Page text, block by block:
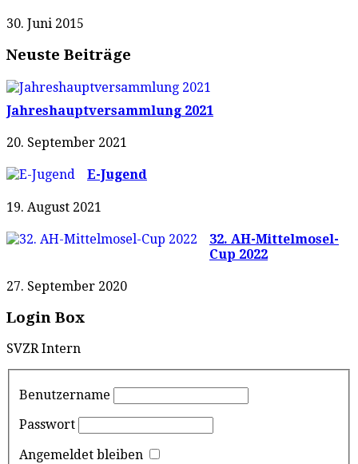
30. Juni 2015
Neuste Beiträge
Jahreshauptversammlung 2021
20. September 2021
E-Jugend
19. August 2021
32. AH-Mittelmosel-
Cup 2022
27. September 2020
Login Box
SVZR Intern
Benutzername
Passwort
Angemeldet bleiben